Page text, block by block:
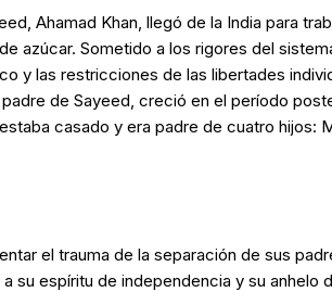
Ahamad Khan, llegó de la India para
azúcar. Sometido a los rigores del
y las restricciones de las libertades
de Sayeed, creció en el período
casado y era padre de cuatro hijos:
el trauma de la separación de sus
su espíritu de independencia y su anhelo